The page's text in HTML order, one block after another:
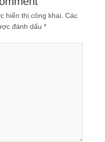
hiển thị công khai. Các
đánh dấu *